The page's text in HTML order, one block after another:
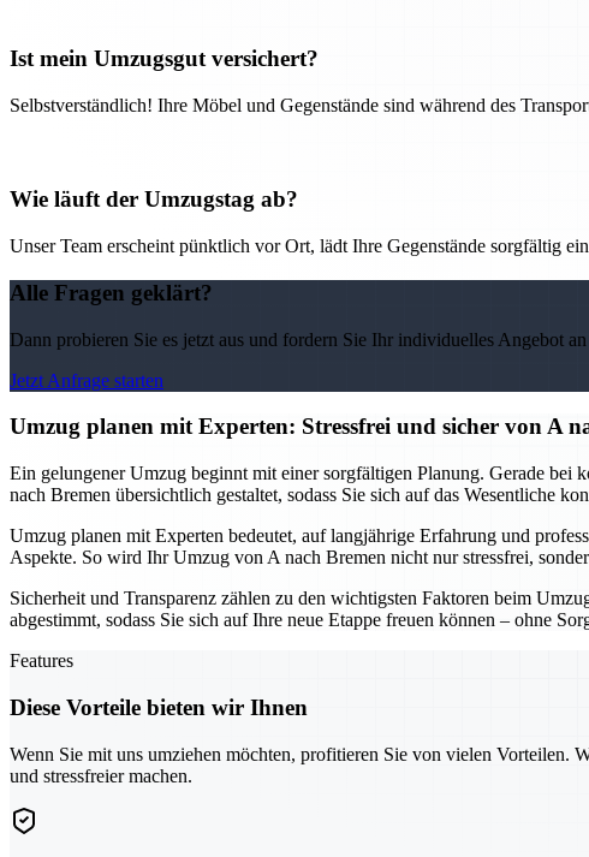
Ist mein Umzugsgut versichert?
Selbstverständlich! Ihre Möbel und Gegenstände sind während des
Wie läuft der Umzugstag ab?
Unser Team erscheint pünktlich vor Ort, lädt Ihre Gegenstände sorgfältig
Alle Fragen geklärt?
Dann probieren Sie es jetzt aus und fordern Sie Ihr individuelles Angebot
Jetzt Anfrage starten
Umzug planen mit Experten: Stressfrei und sicher von A
Ein gelungener Umzug beginnt mit einer sorgfältigen Planung. Gerade bei
nach Bremen übersichtlich gestaltet, sodass Sie sich auf das Wesentliche
Umzug planen mit Experten bedeutet, auf langjährige Erfahrung und
Aspekte. So wird Ihr Umzug von A nach Bremen nicht nur stressfrei,
Sicherheit und Transparenz zählen zu den wichtigsten Faktoren beim
abgestimmt, sodass Sie sich auf Ihre neue Etappe freuen können – ohne
Features
Diese Vorteile bieten wir Ihnen
Wenn Sie mit uns umziehen möchten, profitieren Sie von vielen Vorteilen.
und stressfreier machen.